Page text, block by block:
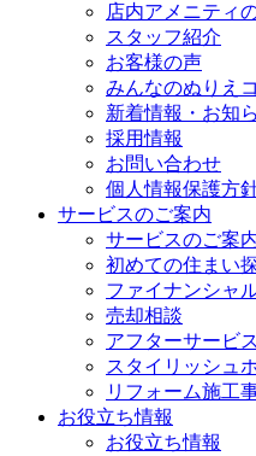
店内アメニティ
スタッフ紹介
お客様の声
みんなのぬりえ
新着情報・お知
採用情報
お問い合わせ
個人情報保護方
サービスのご案内
サービスのご案
初めての住まい
ファイナンシャ
売却相談
アフターサービス
スタイリッシュ
リフォーム施工
お役立ち情報
お役立ち情報